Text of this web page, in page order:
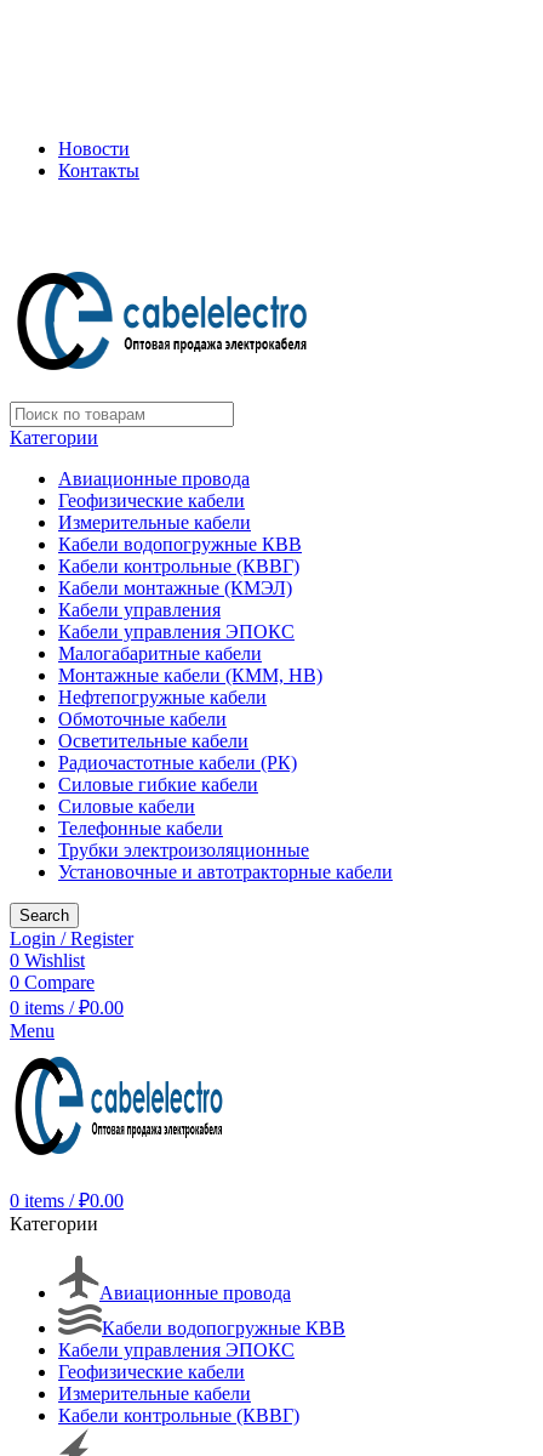
Новости
Контакты
Категории
Авиационные провода
Геофизические кабели
Измерительные кабели
Кабели водопогружные КВВ
Кабели контрольные (КВВГ)
Кабели монтажные (КМЭЛ)
Кабели управления
Кабели управления ЭПОКС
Малогабаритные кабели
Монтажные кабели (КММ, НВ)
Нефтепогружные кабели
Обмоточные кабели
Осветительные кабели
Радиочастотные кабели (РК)
Силовые гибкие кабели
Силовые кабели
Телефонные кабели
Трубки электроизоляционные
Установочные и автотракторные кабели
Search
Login / Register
0 Wishlist
0 Compare
0 items / ₽0.00
Menu
0 items / ₽0.00
Категории
Авиационные провода
Кабели водопогружные КВВ
Кабели управления ЭПОКС
Геофизические кабели
Измерительные кабели
Кабели контрольные (КВВГ)